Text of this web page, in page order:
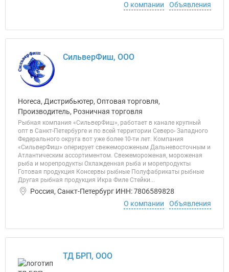
О компании
Объявления
СильверФиш, ООО
Horeca, Дистрибьютер, Оптовая торговля,
Производитель, Розничная торговля
Рыбная компания «СильверФиш», работает в канале крупный
опт в Санкт-Петербурге и по всей территории Северо- Западного
Федерального округа вот уже более 10-ти лет. Компания
«СильверФиш» оперирует свежемороженым Дальневосточным и
Атлантическим ассортиментом. Свежемороженая, мороженая
рыба и морепродукты Охлажденная рыба и морепродукты
Готовая продукция Консервы рыбные Полуфабрикаты рыбные
Другая рыбная продукция Икра Филе Стейки...
Россия, Санкт-Петербург ИНН: 7806589828
О компании
Объявления
ТД БРП, ООО